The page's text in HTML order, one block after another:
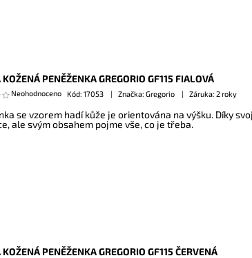
PENĚŽENKA GREGORIO GF115 FIALOVÁ
Neohodnoceno Kód: 17053 Značka: Gregorio Záruka: 2 roky
se vzorem hadí kůže je orientována na výšku. Díky
ale svým obsahem pojme vše, co je třeba.
PENĚŽENKA GREGORIO GF115 ČERVENÁ